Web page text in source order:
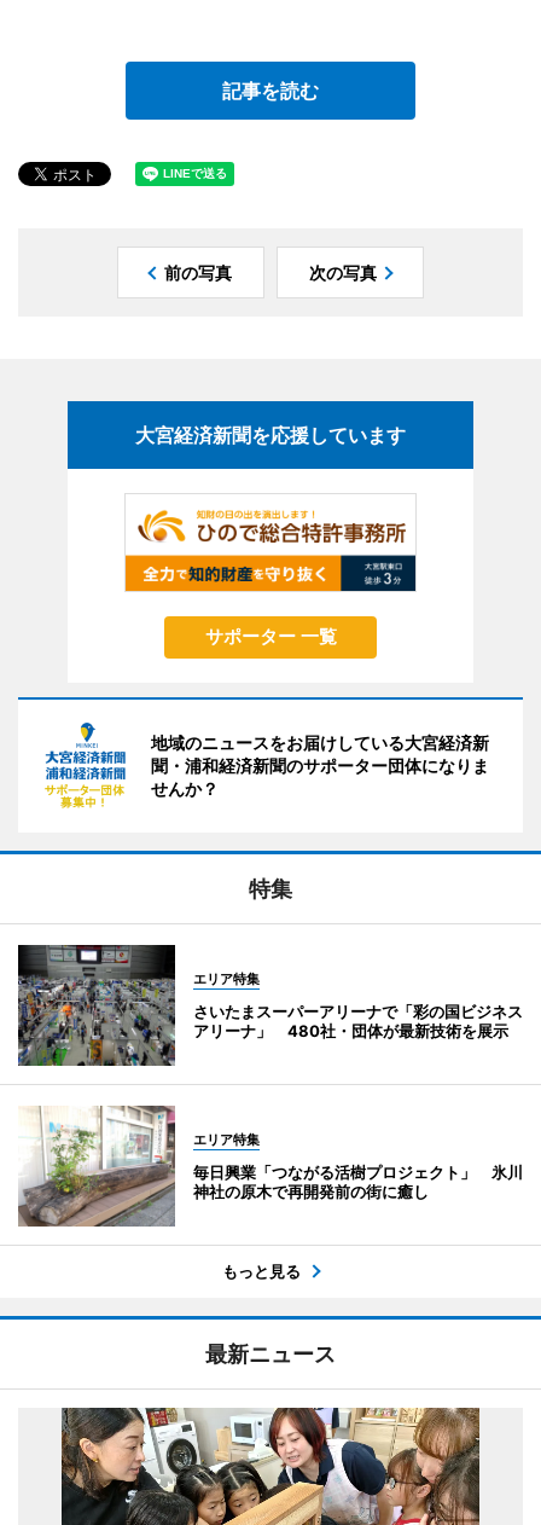
記事を読む
前の写真 次の写真
大宮経済新聞を応援しています
サポーター 一覧
地域のニュースをお届けしている大宮経済新
聞・浦和経済新聞のサポーター団体になりま
せんか？
特集
エリア特集
さいたまスーパーアリーナで「彩の国ビジネス
アリーナ」 480社・団体が最新技術を展示
エリア特集
毎日興業「つながる活樹プロジェクト」 氷川
神社の原木で再開発前の街に癒し
もっと見る
最新ニュース